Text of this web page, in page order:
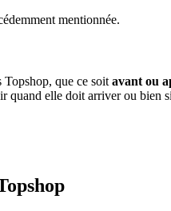
mentionnée.
Topshop, que ce soit avant ou
quand elle doit arriver ou